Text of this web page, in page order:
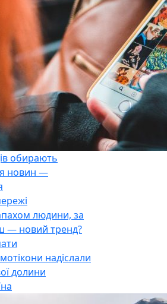
обирають
новин —
людини, за
— новий тренд?
надіслали
долини